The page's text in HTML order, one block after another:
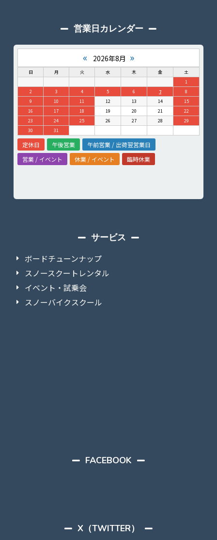
営業日カレンダー
« 2026年8月 »
日 月 火 水 木 金
土
1
2
3 4 5 6 7
8
9
10 11 12 13 14
15
16
17 18 19 20 21
22
23
24 25 26 27 28
29
30
31
定休日 午後営業
午前営業 / 出荷翌営業日
営業 / イベント
休業 / イベント 臨時休業
サービス
ボードチューンナップ
スノースクートレンタル
イベント・試乗会
スノーバイクスクール
FACEBOOK
X（TWITTER）